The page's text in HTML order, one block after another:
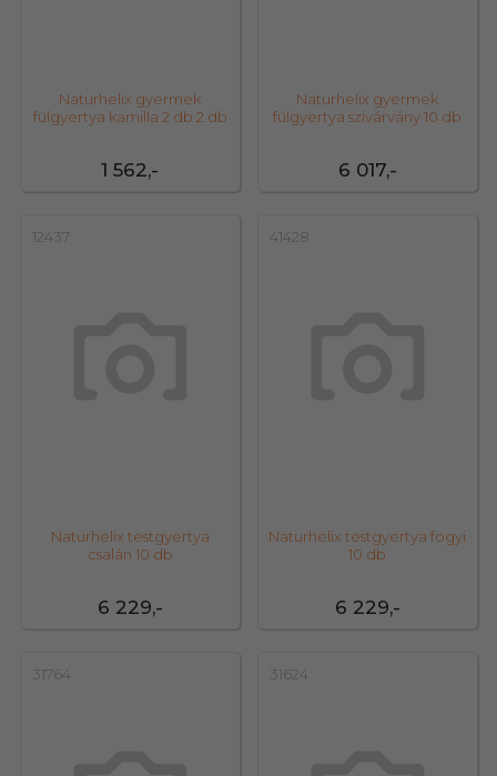
1 562,-
Naturhelix gyermek
fülgyertya kamilla 2 db 2 db
6 017,-
Naturhelix gyermek
fülgyertya szivárvány 10 db
12437
6 229,-
Naturhelix testgyertya
csalán 10 db
41428
6 229,-
Naturhelix testgyertya fogyi
10 db
31764 31624